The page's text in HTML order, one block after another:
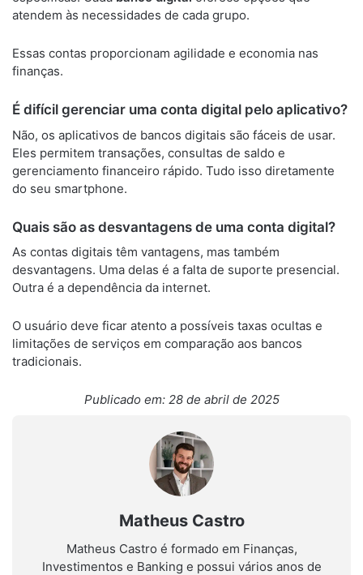
atendem às necessidades de cada grupo.
Essas contas proporcionam agilidade e economia nas
finanças.
É difícil gerenciar uma conta digital pelo aplicativo?
Não, os aplicativos de bancos digitais são fáceis de usar.
Eles permitem transações, consultas de saldo e
gerenciamento financeiro rápido. Tudo isso diretamente
do seu smartphone.
Quais são as desvantagens de uma conta digital?
As contas digitais têm vantagens, mas também
desvantagens. Uma delas é a falta de suporte presencial.
Outra é a dependência da internet.
O usuário deve ficar atento a possíveis taxas ocultas e
limitações de serviços em comparação aos bancos
tradicionais.
Publicado em: 28 de abril de 2025
Matheus Castro
Matheus Castro é formado em Finanças,
Investimentos e Banking e possui vários anos de